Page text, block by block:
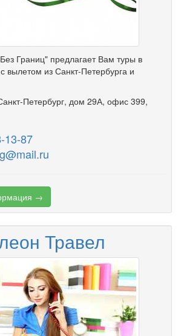
Границ" предлагает Вам туры в
вылетом из Санкт-Петербурга и
Петербург, дом 29А, офис 399,
13-87
→
Травел